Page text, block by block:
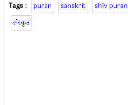
Tags : puran sanskrit shiv puran
संस्कृत